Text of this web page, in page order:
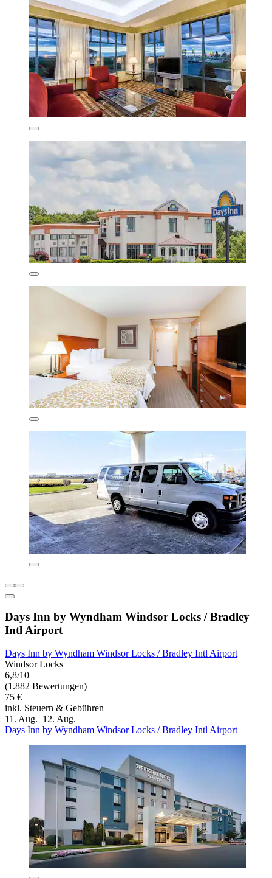
Days Inn by Wyndham Windsor Locks / Bradley
Intl Airport
Days Inn by Wyndham Windsor Locks / Bradley Intl Airport
Windsor Locks
6,8/10
(1.882 Bewertungen)
75 €
inkl. Steuern & Gebühren
11. Aug.–12. Aug.
Days Inn by Wyndham Windsor Locks / Bradley Intl Airport